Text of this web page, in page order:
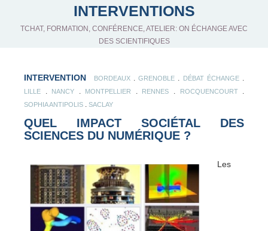
INTERVENTIONS
TCHAT, FORMATION, CONFÉRENCE, ATELIER: ON ÉCHANGE AVEC
DES SCIENTIFIQUES
INTERVENTION BORDEAUX. GRENOBLE DÉBAT ÉCHANGE.
LILLE NANCY MONTPELLIER RENNES ROCQUENCOURT.
SOPHIA ANTIPOLIS SACLAY
QUEL IMPACT SOCIÉTAL DES
SCIENCES DU NUMÉRIQUE ?
Les